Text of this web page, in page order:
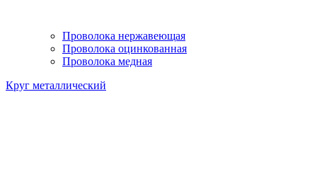
Проволока нержавеющая
Проволока оцинкованная
Проволока медная
Круг металлический